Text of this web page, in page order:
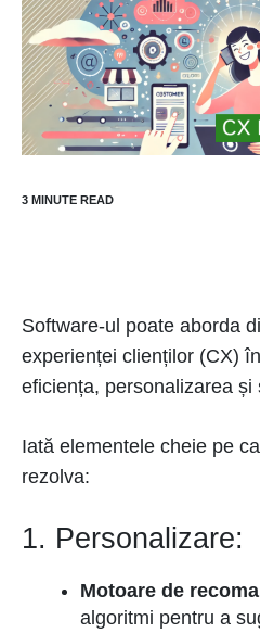
Software-ul poate aborda
experienței clienților (CX)
eficiența, personalizarea și
Iată elementele cheie pe
rezolva:
1. Personalizare:
Motoare de
algoritmi pentru a